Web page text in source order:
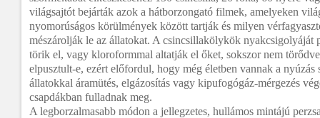
világsajtót bejárták azok a hátborzongató filmek, amelyeken
nyomorúságos körülmények között tartják és milyen
mészárolják le az állatokat. A csincsillakölykök nyakcsigolyáját
törik el, vagy kloroformmal altatják el őket, sokszor nem
elpusztult-e, ezért előfordul, hogy még életben vannak a nyúzás
állatokkal áramütés, elgázosítás vagy kipufogógáz-mérgezés
csapdákban fulladnak meg.
A legborzalmasabb módon a jellegzetes, hullámos mintájú